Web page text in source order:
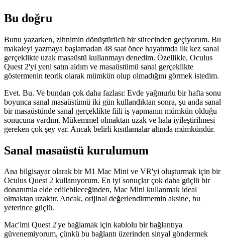
kilometre taşıdır?
Bu doğru
Bunu yazarken, zihnimin dönüştürücü bir sürecinden geçiyorum. Bu
makaleyi yazmaya başlamadan 48 saat önce hayatımda ilk kez sanal
gerçeklikte uzak masaüstü kullanmayı denedim. Özellikle, Oculus
Quest 2'yi yeni satın aldım ve masaüstümü sanal gerçeklikte
göstermenin teorik olarak mümkün olup olmadığını görmek istedim.
Evet. Bu. Ve bundan çok daha fazlası: Evde yağmurlu bir hafta sonu
boyunca sanal masaüstümü iki gün kullandıktan sonra, şu anda sanal
sonucuna vardım. Mükemmel olmaktan uzak ve hala iyileştirilmesi
Sanal masaüstü kurulumum
Ana bilgisayar olarak bir M1 Mac Mini ve VR'yi oluşturmak için bir
Oculus Quest 2 kullanıyorum. En iyi sonuçlar çok daha güçlü bir
donanımla elde edilebileceğinden, Mac Mini kullanmak ideal
olmaktan uzaktır. Ancak, orijinal değerlendirmemin aksine, bu